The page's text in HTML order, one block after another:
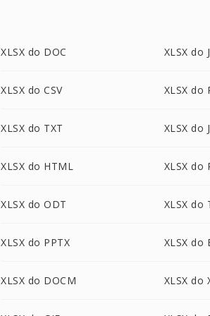
XLSX do DOC XLSX do
XLSX do CSV XLSX do
XLSX do TXT XLSX do
XLSX do HTML XLSX do
XLSX do ODT XLSX do
XLSX do PPTX XLSX do
XLSX do DOCM XLSX do